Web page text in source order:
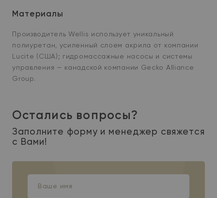
Материалы
Производитель Wellis использует уникальный
полиуретан, усиленный слоем акрила от компании
Lucite (США); гидромассажные насосы и системы
управления — канадской компании Gecko Alliance
Group.
Остались вопросы?
Заполните форму и менеджер свяжется
с Вами!
имя